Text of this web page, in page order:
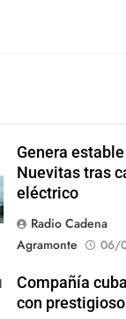
Genera
Nuevitas tras
eléctrico
Radio Cadena
Agramonte
06/
Compañía
con